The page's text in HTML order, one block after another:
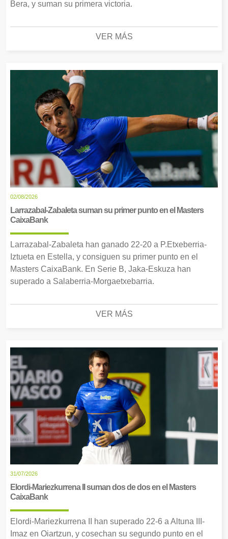
Bera, y suman su primera victoria.
VER MÁS
02/08/2026
Larrazabal-Zabaleta suman su primer punto en el Masters
CaixaBank
Larrazabal-Zabaleta han ganado 22-20 a P.Etxeberria-
Iztueta en Estella, y consiguen su primer punto en el
Masters CaixaBank. En Serie B, Jaka-Eskuza han
superado a Salaberria-Morgaetxebarria.
VER MÁS
31/07/2026
Elordi-Mariezkurrena II suman dos de dos en el Masters
CaixaBank
Elordi-Mariezkurrena II han superado 22-6 a Altuna III-
Imaz en Oiartzun, y cosechan su segundo punto en el